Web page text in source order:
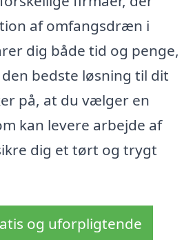
af omfangsdræn i
dig både tid og penge,
bedste løsning til dit
på, at du vælger en
kan levere arbejde af
dig et tørt og trygt
og uforpligtende